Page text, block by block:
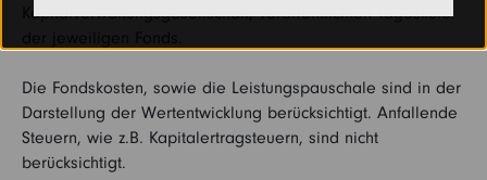
Kapitalverwaltungsgesellschaft, veröffentlichten Tageskurs
Die Fondskosten, sowie die Leistungspauschale sind in der
Darstellung der Wertentwicklung berücksichtigt. Anfallende
Steuern, wie z.B. Kapitalertragsteuern, sind nicht
berücksichtigt.